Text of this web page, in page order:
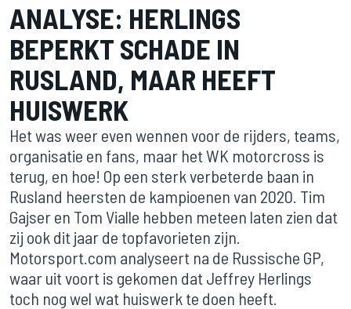
ANALYSE: HERLINGS
BEPERKT SCHADE IN
RUSLAND, MAAR HEEFT
HUISWERK
Het was weer even wennen voor de rijders, teams,
organisatie en fans, maar het WK motorcross is
terug, en hoe! Op een sterk verbeterde baan in
Rusland heersten de kampioenen van 2020. Tim
Gajser en Tom Vialle hebben meteen laten zien dat
zij ook dit jaar de topfavorieten zijn.
Motorsport.com analyseert na de Russische GP,
waar uit voort is gekomen dat Jeffrey Herlings
toch nog wel wat huiswerk te doen heeft.